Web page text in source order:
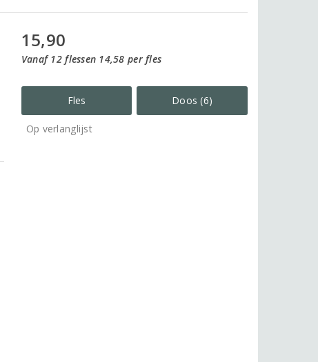
15,90
Vanaf 12 flessen 14,58 per fles
Fles Doos (6)
Op verlanglijst